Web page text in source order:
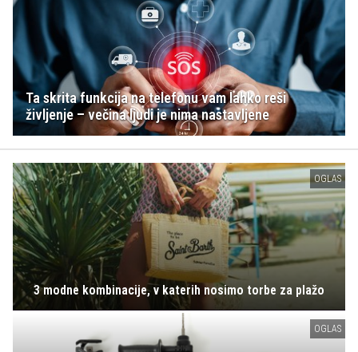
Ta skrita funkcija na telefonu vam lahko reši
življenje – večina ljudi je nima nastavljene
OGLAS
3 modne kombinacije, v katerih nosimo torbe za plažo
OGLAS